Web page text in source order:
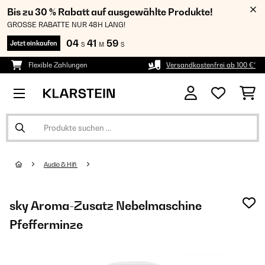
Bis zu 30 % Rabatt auf ausgewählte Produkte!
GROSSE RABATTE NUR 48H LANG!
Jetzt einkaufen 04 S 41 M 58 S
Flexible Zahlungen Versandkostenfrei ab 100 €*
Audio & Hifi
sky Aroma-Zusatz Nebelmaschine
Pfefferminze